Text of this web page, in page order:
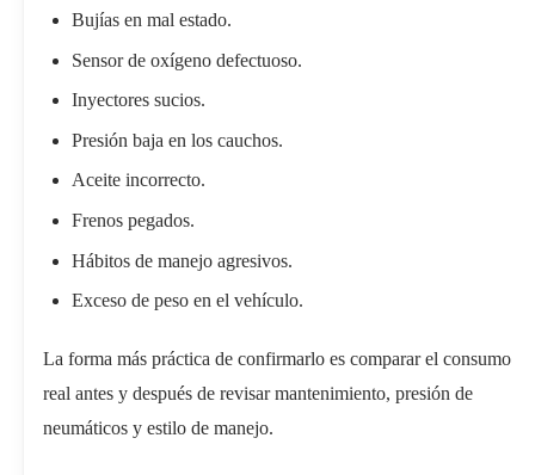
Bujías en mal estado.
Sensor de oxígeno defectuoso.
Inyectores sucios.
Presión baja en los cauchos.
Aceite incorrecto.
Frenos pegados.
Hábitos de manejo agresivos.
Exceso de peso en el vehículo.
La forma más práctica de confirmarlo es comparar el consumo
real antes y después de revisar mantenimiento, presión de
neumáticos y estilo de manejo.